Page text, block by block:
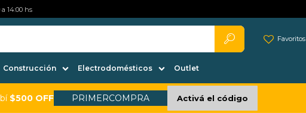
Construcción Electrodomésticos Outlet
Favoritos
14:00 hs
$500 OFF PRIMERCOMPRA Activá el código